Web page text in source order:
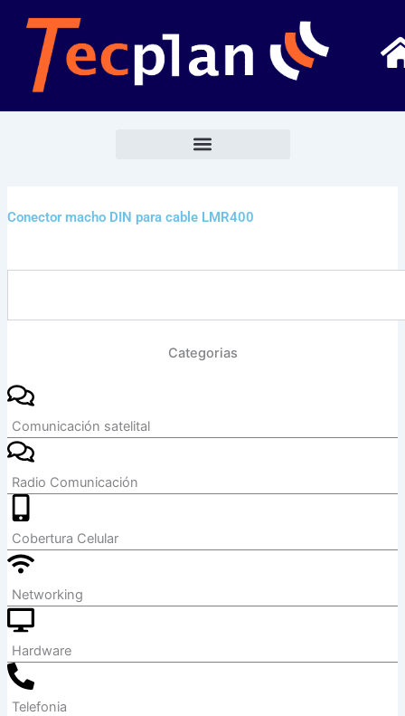
contenido
Conector macho DIN para cable LMR400
Categorias
Comunicación satelital
Radio Comunicación
Cobertura Celular
Networking
Hardware
Telefonia